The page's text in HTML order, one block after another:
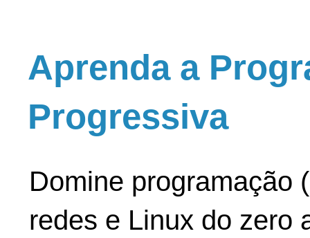
Aprenda a
Progressiva
Domine programação
redes e Linux do zero